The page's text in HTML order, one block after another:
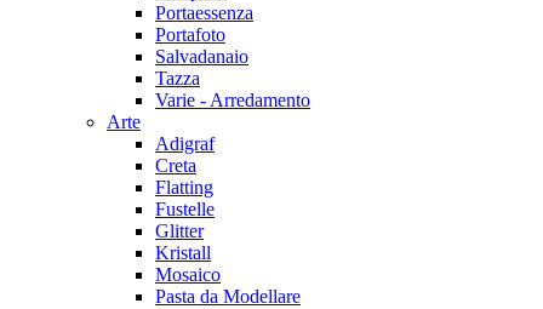
Portaessenza
Portafoto
Salvadanaio
Tazza
Varie - Arredamento
Arte
Adigraf
Creta
Flatting
Fustelle
Glitter
Kristall
Mosaico
Pasta da Modellare